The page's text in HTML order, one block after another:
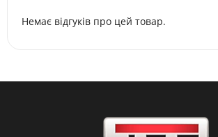
Немає відгуків про цей товар.